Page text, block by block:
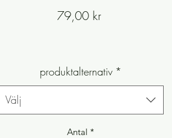
79,00 krPris
produktalternativ *
Välj
Antal *